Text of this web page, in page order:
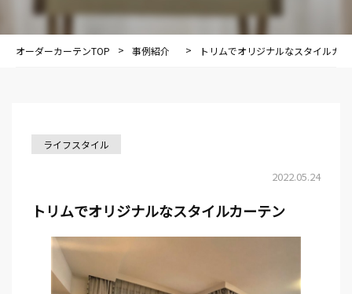
オーダーカーテンTOP 事例紹介 施工事例
トリムでオリジナルなスタイルカ
ライフスタイル
2022.05.24
トリムでオリジナルなスタイルカーテン